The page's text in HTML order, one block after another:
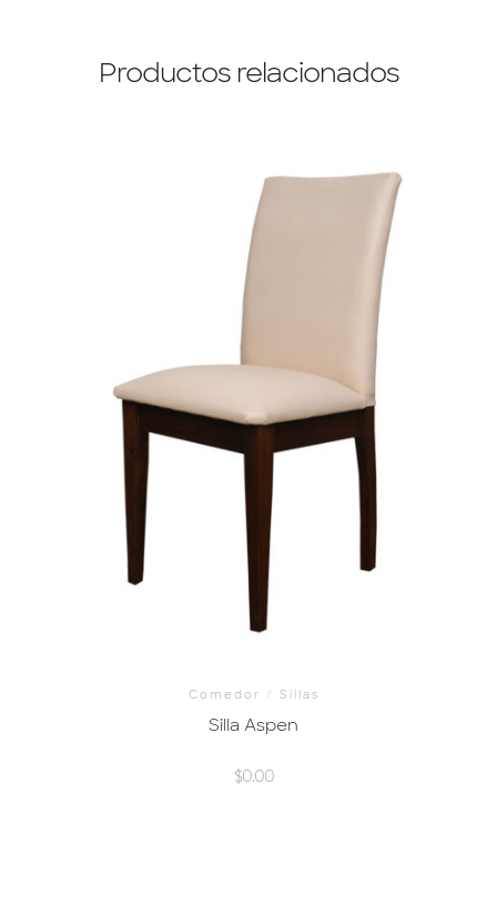
Productos relacionados
Comedor / Sillas
Silla Aspen
$0.00